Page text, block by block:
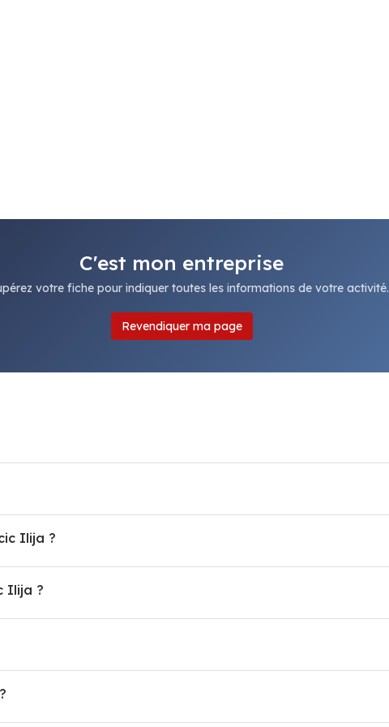
C'est mon entreprise
votre fiche pour indiquer toutes les informations de votre activité.
Revendiquer ma page
Ilija ?
Ilija ?